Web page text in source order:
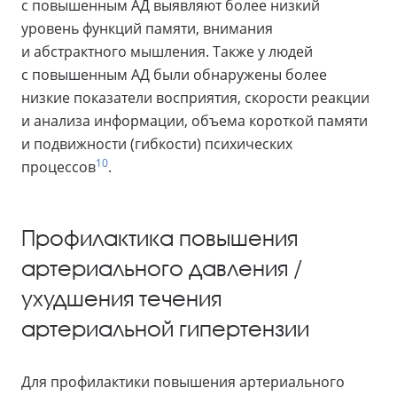
с повышенным АД выявляют более низкий
уровень функций памяти, внимания
и абстрактного мышления. Также у людей
с повышенным АД были обнаружены более
низкие показатели восприятия, скорости реакции
и анализа информации, объема короткой памяти
и подвижности (гибкости) психических
процессов10.
Профилактика повышения
артериального давления /
ухудшения течения
артериальной гипертензии
Для профилактики повышения артериального